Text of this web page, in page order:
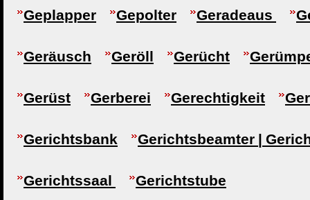
Geplapper Gepolter Geradeaus
Geräusch Geröll Gerücht
Gerüst Gerberei Gerechtigkeit
Gerichtsbank Gerichtsbeamter |
Gerichtssaal Gerichtstube